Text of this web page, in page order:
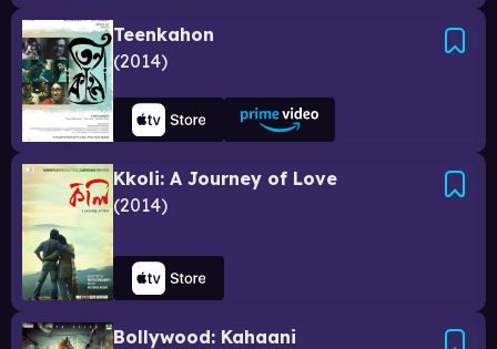
Teenkahon
2014
Kkoli: A Journey of Love
2014
Bollywood: Kahaani